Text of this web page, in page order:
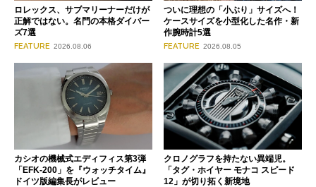
ロレックス、サブマリーナーだけが
正解ではない。名門の本格ダイバー
ズ7選
FEATURE 2026.08.06
ついに理想の「小ぶり」サイズへ！
ケースサイズを小型化した名作・新
作腕時計5選
FEATURE 2026.08.05
カシオの機械式エディフィス第3弾
「EFK-200」を『ウォッチタイム』
ドイツ版編集長がレビュー
クロノグラフを持たない異端児。
「タグ・ホイヤー モナコ スピード
12」が切り拓く新境地